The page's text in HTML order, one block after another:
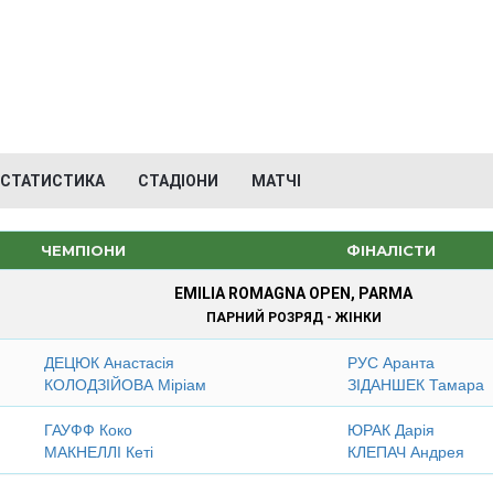
СТАТИСТИКА СТАДІОНИ МАТЧІ
ЧЕМПІОНИ ФІНАЛІСТИ
EMILIA ROMAGNA OPEN, PARMA
ПАРНИЙ РОЗРЯД - ЖІНКИ
ДЕЦЮК Анастасія
КОЛОДЗІЙОВА Міріам
РУС Аранта
ЗІДАНШЕК Тамара
ГАУФФ Коко
МАКНЕЛЛІ Кеті
ЮРАК Дарія
КЛЕПАЧ Андрея